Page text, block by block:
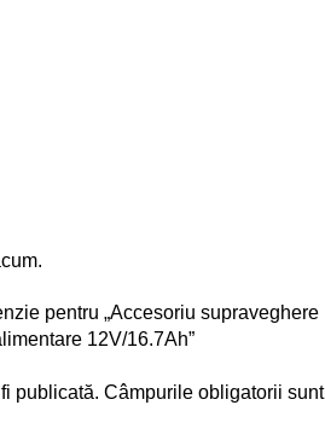
pentru „Accesoriu supraveghere
12V/16.7Ah”
publicată. Câmpurile obligatorii sunt